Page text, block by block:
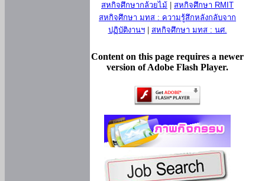
สหกิจศึกษากล้วยไม้
สหกิจศึกษา RMIT
สหกิจศึกษา มทส : ความรู้สึกหลังกลับจาก
ปฏิบัติงานฯ| สหกิจศึกษา มทส : นศ.
Content on this page requires a newer
version of Adobe Flash Player.